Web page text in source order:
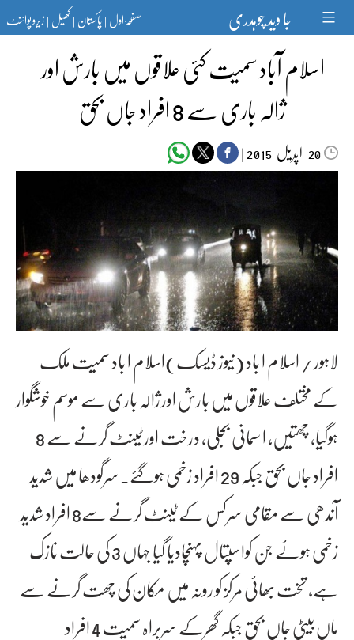
content جا وید چوہدری صفحۂ اول|پاکستان|کھیل|زیرو پوائنٹ
اسلام آباد سمیت کئی علاقوں میں بارش اور
ژالہ باری سے 8 افراد جاں بحق
20 اپریل‬‮ |
لاہور / اسلام ا باد (نیوز ڈیسک)اسلام ا باد سمیت ملک
کے مختلف علاقوں میں بارش اورژالہ باری سے موسم خوشگوار
ہوگیا، چھتیں، ا سمانی بجلی، درخت اور ٹینٹ گرنے سے 8
افراد جاں بحق جبکہ 29 افراد زخمی ہوگئے۔سرگودھا میں شدید
آندھی سے مقامی سرکس کے ٹینٹ گرنے سے8 افراد شدید
زخمی ہوئے جن کواسپتال پہنچادیا گیا جہاں 3 کی حالت نازک
ہے، تخت بھائی مرکز کو رونہ میں مکان کی چھت گرنے سے
ماں بیٹی جاں بحق جبکہ گھرکے سربراہ سمیت 4 افراد